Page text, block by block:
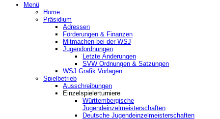
Menü
Home
Präsidium
Adressen
Förderungen & Finanzen
Mitmachen bei der WSJ
Jugendordnungen
Letzte Änderungen
SVW Ordnungen & Satzungen
WSJ Grafik Vorlagen
Spielbetrieb
Ausschreibungen
Einzelspielerturniere
Württembergische
Jugendeinzelmeisterschaften
Deutsche Jugendeinzelmeisterschaften